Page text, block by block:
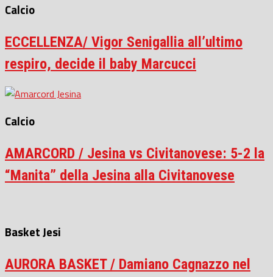
Calcio
ECCELLENZA/ Vigor Senigallia all’ultimo
respiro, decide il baby Marcucci
Calcio
AMARCORD / Jesina vs Civitanovese: 5-2 la
“Manita” della Jesina alla Civitanovese
Basket Jesi
AURORA BASKET / Damiano Cagnazzo nel